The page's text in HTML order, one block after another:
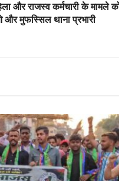
और राजस्व कर्मचारी के मामले
मुफस्सिल थाना प्रभारी